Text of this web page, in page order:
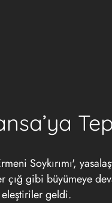
Soykırımı',
çığ gibi büyümeye
geldi.